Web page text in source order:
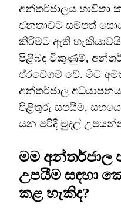
අන්තර්ජාලය භාවිතා
ජනතාවට සම්පත්
කිරීමට ඇති
පිළිබඳ විකුණුම්,
ප්රවේශම් වේ. මීට
අන්තර්ජාල
පිළිතුරු සපයීම,
යන පරිදි මුදල්
මම අන්තර්ජාල
උපයීම සඳහා
කළ හැකිද?